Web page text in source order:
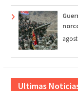
Ultimas